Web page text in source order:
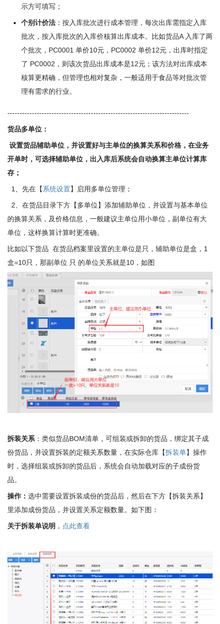
示方可填写；
个别计价法 ：按入库批次进行成本管理，每次出库需指定入库
批次，按入库批次的入库价核算出库成本。比如货品A 入库了两
个批次，PC0001 单价10元，PC0002 单价12元，出库时指定
了 PC0002，则该次货品出库成本是12元；该方法对出库成本
核算更精确，但管理也相对复杂，一般适用于食品等对批次管
理有需求的行业。
--------------------------------------------------------------------------
货品多单位：
设置货品辅助单位，并设置好与主单位的换算关系和价格，在业务
开单时，可选择辅助单位，出入库后系统会自动换算主单位计算库
存；
1、先在【系统设置】启用多单位管理；
2、在货品目录下方【多单位】添加辅助单位，并设置与基本单位
的换算关系，及价格信息，一般建议主单位用小单位，副单位有大
单位，这样换算计算时更准确。
比如以下货品 在货品档案里设置的主单位是只，辅助单位是盒，1
盒=10只，那副单位 只 的单位关系就是10，如图
拆装关系 ：类似货品BOM清单，可组装或拆卸的货品，绑定其子成
份货品，并设置拆装的定额关系数量，在实际仓库【拆装单】操作
时，选择组装或拆卸的货品后，系统会自动加载对应的子成份货
品。
操作： 选中需要设置拆装成份的货品后，然后在下方【拆装关系】
里添加成份货品，并设置关系定额数量。如下图：
关于拆装单说明 ， 点此查看